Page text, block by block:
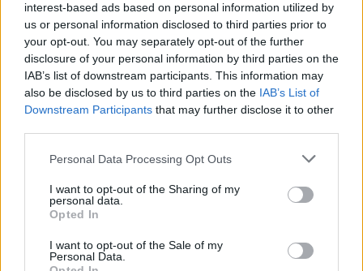
interest-based ads based on personal information utilized by
us or personal information disclosed to third parties prior to
your opt-out. You may separately opt-out of the further
disclosure of your personal information by third parties on the
IAB’s list of downstream participants. This information may
also be disclosed by us to third parties on the IAB’s List of
Downstream Participants that may further disclose it to other
Personal Data Processing Opt Outs
I want to opt-out of the Sharing of my
personal data.
Opted In
I want to opt-out of the Sale of my
Personal Data.
Příbramští policisté dopadli recidivistu, který
vykrádal domy a chatky
redakce - 31. 7. 2021
PŘÍBRAM - V červenci bylo vykradeno v Příbrami několik domů.
Vyšetřováním a na základě vyhodnocení stop byl policisty určen jako
možný pachatel osmadvacetiletý recidivista. Policistům...